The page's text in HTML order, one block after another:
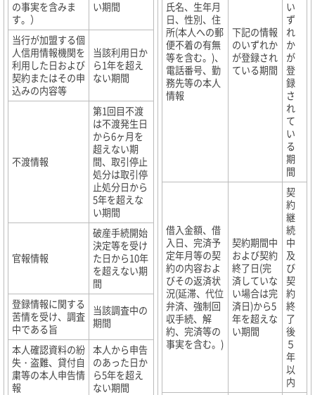
の事実を含みま
す。）
い期間
当行が加盟する個
人信用情報機関を
利用した日および
契約またはその申
込みの内容等
当該利用日か
ら1年を超え
ない期間
不渡情報
第1回目不渡
は不渡発生日
から6ヶ月を
超えない期
間、取引停止
処分は取引停
止処分日から
5年を超えな
い期間
官報情報
破産手続開始
決定等を受け
た日から10年
を超えない期
間
登録情報に関する
苦情を受け、調査
中である旨
当該調査中の
期間
本人確認資料の紛
失・盗難、貸付自
粛等の本人申告情
報
本人から申告
のあった日か
ら5年を超え
ない期間
氏名、生年月
日、性別、住
所(本人への郵
便不着の有無
等を含む。)、
電話番号、勤
務先等の本人
情報
下記の情報
のいずれか
が登録され
ている期間
い
ず
れ
か
が
登
録
さ
れ
て
い
る
期
間
借入金額、借
入日、完済予
定年月等の契
約の内容およ
びその返済状
況(延滞、代位
弁済、強制回
収手続、解
約、完済等の
事実を含む。)
契約期間中
および契約
終了日(完
済していな
い場合は完
済日)から5
年を超えな
い期間
契
約
継
続
中
及
び
契
約
終
了
後
５
年
以
内